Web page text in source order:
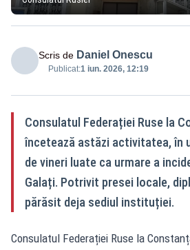
Scris de Daniel Onescu
Publicat:1 iun. 2026, 12:19
Consulatul Federației Ruse la
încetează astăzi activitatea, în
de vineri luate ca urmare a
Galați. Potrivit presei locale,
părăsit deja sediul instituției.
Consulatul Federației Ruse la